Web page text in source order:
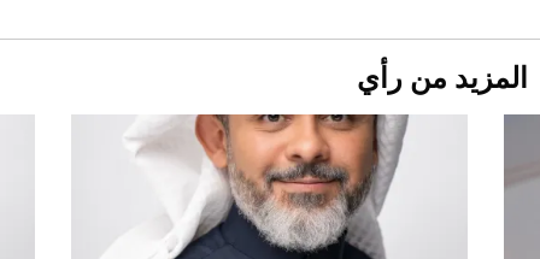
أغلى 10 عطور في العالم للرجال تمنحك فخامة
المزيد من رأي